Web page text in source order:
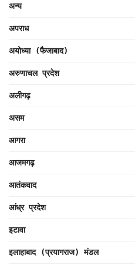
अन्य
अपराध
अयोध्या (फैजाबाद)
अरुणाचल प्रदेश
अलीगढ़
असम
आगरा
आजमगढ़
आतंकवाद
आंध्र प्रदेश
इटावा
इलाहाबाद (प्रयागराज) मंडल